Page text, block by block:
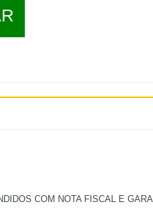
COM NOTA FISCAL E